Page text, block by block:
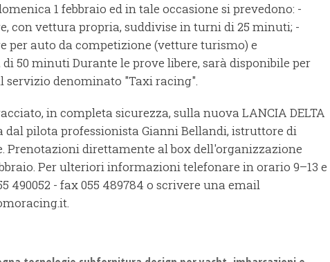
1 febbraio ed in tale occasione si prevedono: -
con vettura propria, suddivise in turni di 25 minuti; -
per auto da competizione (vetture turismo) e
50 minuti Durante le prove libere, sarà disponibile per
denominato "Taxi racing".
in completa sicurezza, sulla nuova LANCIA DELTA
dal pilota professionista Gianni Bellandi, istruttore di
Prenotazioni direttamente al box dell'organizzazione
Per ulteriori informazioni telefonare in orario 9–13 e
490052 - fax 055 489784 o scrivere una email